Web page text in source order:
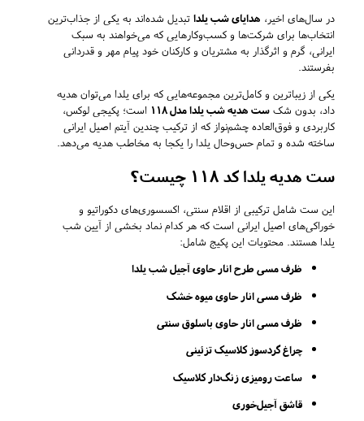
در سال‌های اخیر، هدایای شب یلداتبدیل شده‌اند به یکی از جذاب‌ترین
انتخاب‌ها برای شرکت‌ها و کسب‌وکارهایی که می‌خواهند به سبک
ایرانی، گرم و اثرگذار به مشتریان و کارکنان خود پیام مهر و قدردانی
بفرستند.
یکی از زیباترین و کامل‌ترین مجموعه‌هایی که برای یلدا می‌توان هدیه
داد، بدون شک ست هدیه شب یلدا مدل 118
است؛ پکیجی لوکس،
کاربردی و فوق‌العاده چشم‌نواز که از ترکیب چندین آیتم اصیل ایرانی
ساخته شده و تمام حس‌وحال یلدا را یکجا به مخاطب هدیه می‌دهد.
ست هدیه یلدا کد 118 چیست؟
این ست شامل ترکیبی از اقلام سنتی، اکسسوری‌های دکوراتیو و
خوراکی‌های اصیل ایرانی است که هر کدام نماد بخشی از آیین شب
یلدا هستند. محتویات این پکیج شامل:
ظرف مسی طرح انار حاوی آجیل شب یلدا
ظرف مسی انار حاوی میوه خشک
ظرف مسی انار حاوی باسلوق سنتی
چراغ گردسوز کلاسیک تزئینی
ساعت رومیزی زنگ‌دار کلاسیک
قاشق آجیل‌خوری